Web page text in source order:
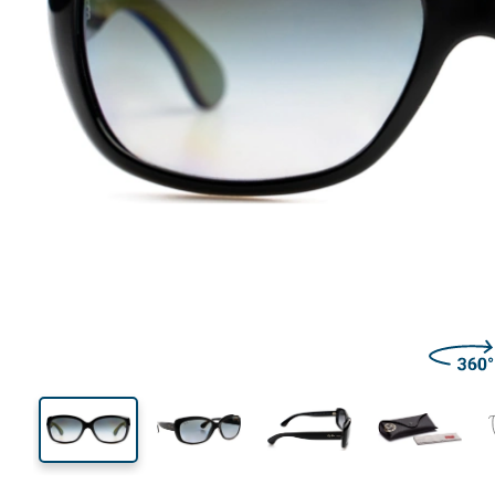
40 mm
Înălțime lentilă
58 mm
Lățimea lentilei
Lățimea